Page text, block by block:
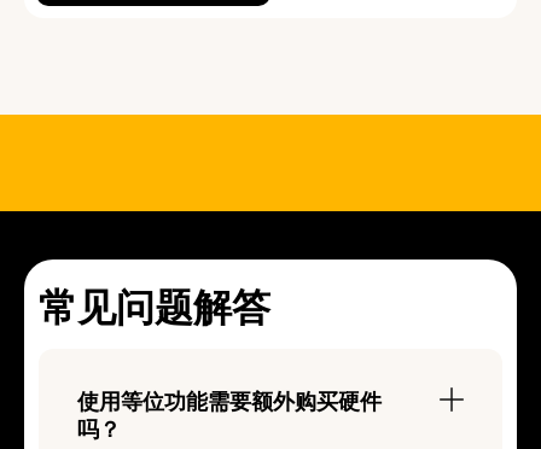
常见问题解答
使用等位功能需要额外购买硬件
吗？